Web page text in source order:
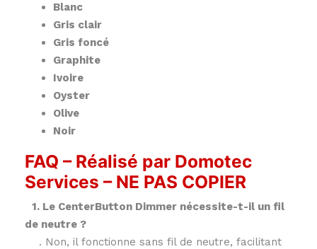
Blanc
Gris clair
Gris foncé
Graphite
Ivoire
Oyster
Olive
Noir
FAQ – Réalisé par Domotec
Services – NE PAS COPIER
1. Le CenterButton Dimmer nécessite-t-il un fil
de neutre ?
. Non, il fonctionne sans fil de neutre, facilitant